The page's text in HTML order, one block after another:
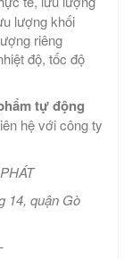
lượng khối
riêng
độ, tốc độ
tự động
hệ với công ty
14, quận Gò